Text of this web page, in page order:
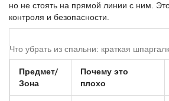
но не стоять на прямой линии с ним.
контроля и безопасности.
Что убрать из спальни: краткая
Предмет/
Зона
Почему это
плохо